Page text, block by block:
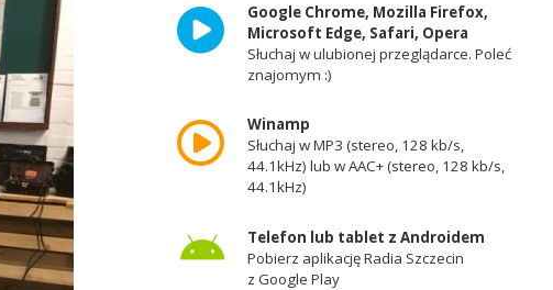
Google Chrome, Mozilla Firefox,
Microsoft Edge, Safari, Opera
Słuchaj w ulubionej przeglądarce. Poleć
znajomym :)
Winamp
Słuchaj w MP3 (stereo, 128 kb/s,
44.1kHz) lub w AAC+ (stereo, 128 kb/s,
44.1kHz)
Telefon lub tablet z Androidem
Pobierz aplikację Radia Szczecin
z Google Play